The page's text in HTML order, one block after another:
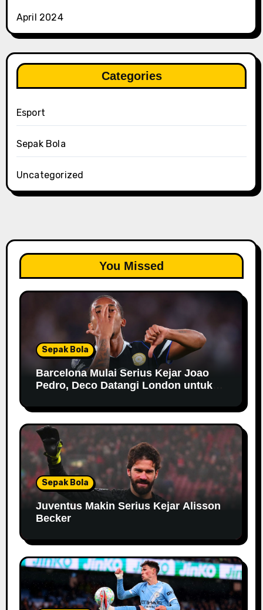
April 2024
Categories
Esport
Sepak Bola
Uncategorized
You Missed
Sepak Bola
Barcelona Mulai Serius Kejar Joao
Pedro, Deco Datangi London untuk
Sepak Bola
Juventus Makin Serius Kejar Alisson
Becker